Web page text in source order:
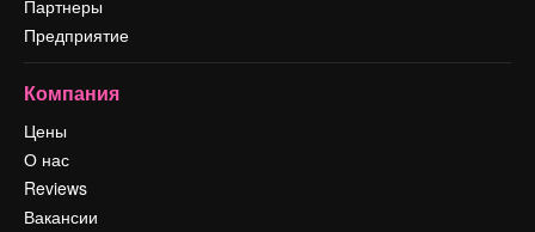
Партнеры
Предприятие
Компания
Цены
О нас
Reviews
Вакансии